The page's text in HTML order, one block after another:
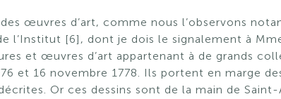
œuvres d’art, comme nous l’observons
l’Institut [6], dont je dois le signalement à
et œuvres d’art appartenant à de grands
et 16 novembre 1778. Ils portent en marge
Or ces dessins sont de la main de